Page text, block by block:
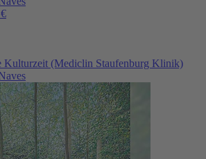
Kulturzeit (Mediclin Staufenburg Klinik)